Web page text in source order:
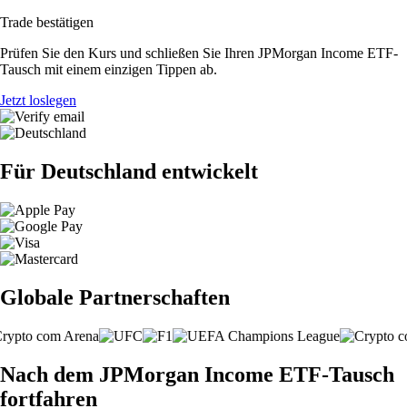
Trade bestätigen
Prüfen Sie den Kurs und schließen Sie Ihren JPMorgan Income ETF-
Tausch mit einem einzigen Tippen ab.
Jetzt loslegen
Für Deutschland entwickelt
Globale Partnerschaften
Nach dem JPMorgan Income ETF-Tausch
fortfahren